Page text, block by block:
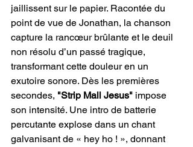
jaillissent sur le papier. Racontée du
point de vue de Jonathan, la chanson
capture la rancœur brûlante et le deuil
non résolu d’un passé tragique,
transformant cette douleur en un
exutoire sonore. Dès les premières
secondes, "Strip Mall Jesus" impose
son intensité. Une intro de batterie
percutante explose dans un chant
galvanisant de « hey ho ! », donnant